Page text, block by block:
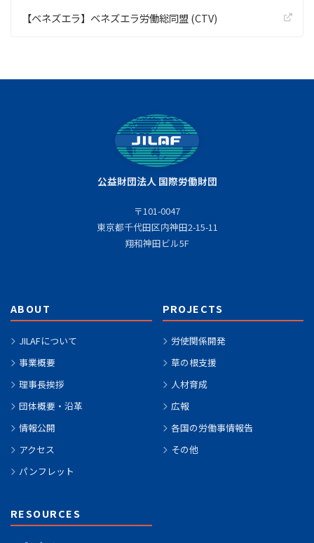
【ベネズエラ】ベネズエラ労働総同盟 (CTV)
公益財団法人 国際労働財団
〒101-0047
東京都千代田区内神田2-15-11
翔和神田ビル5F
ABOUT
JILAFについて
事業概要
理事長挨拶
団体概要・沿革
情報公開
アクセス
パンフレット
PROJECTS
労使関係開発
草の根支援
人材育成
広報
各国の労働事情報告
その他
RESOURCES